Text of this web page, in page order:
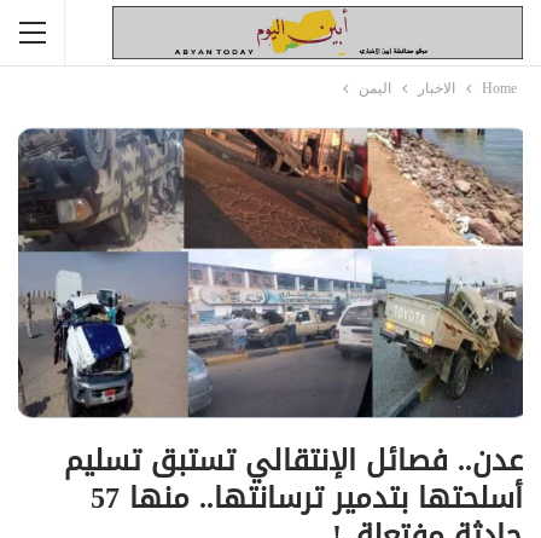
Home الاخبار اليمن
عدن.. فصائل الإنتقالي تستبق تسليم
أسلحتها بتدمير ترسانتها.. منها 57